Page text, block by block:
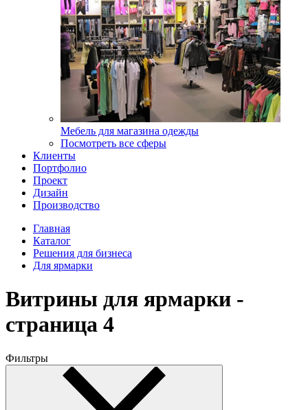
Мебель для магазина одежды
Посмотреть все сферы
Клиенты
Портфолио
Проект
Дизайн
Производство
Главная
Каталог
Решения для бизнеса
Для ярмарки
Витрины для ярмарки -
страница 4
Фильтры